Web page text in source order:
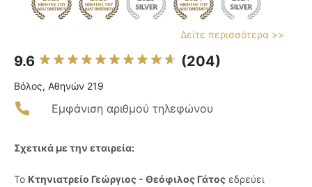
Δείτε περισσότερα >>
9.6 (204)
Βόλος, Αθηνών 219
Εμφάνιση αριθμού τηλεφώνου
Σχετικά με την εταιρεία:
Το Κτηνιατρείο Γεώργιος - Θεόφιλος Γάτος εδρεύει